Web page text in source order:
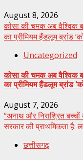
August 8, 2026
कोसा की चमक अब वैश्विक
का प्रीमियम हैंडलूम ब्रांड
Uncategorized
कोसा की चमक अब वैश्विक
का प्रीमियम हैंडलूम ब्रांड
August 7, 2026
“अनाथ और निराश्रित
सरकार की प्राथमिकता है:
छत्तीसगढ़